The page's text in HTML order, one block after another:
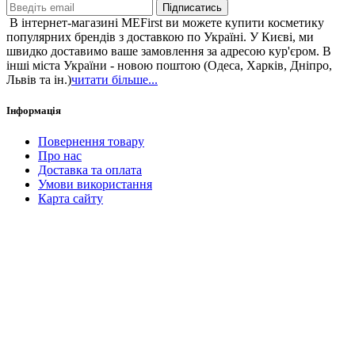
Підписатись
В інтернет-магазині MEFirst ви можете купити косметику
популярних брендів з доставкою по Україні. У Києві, ми
швидко доставимо ваше замовлення за адресою кур'єром. В
інші міста України - новою поштою (Одеса, Харків, Дніпро,
Львів та ін.)читати більше...
Інформація
Повернення товару
Про нас
Доставка та оплата
Умови використання
Карта сайту